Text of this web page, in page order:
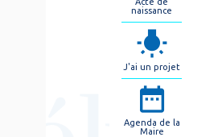
naissance
J'ai un projet
Agenda de la
Maire